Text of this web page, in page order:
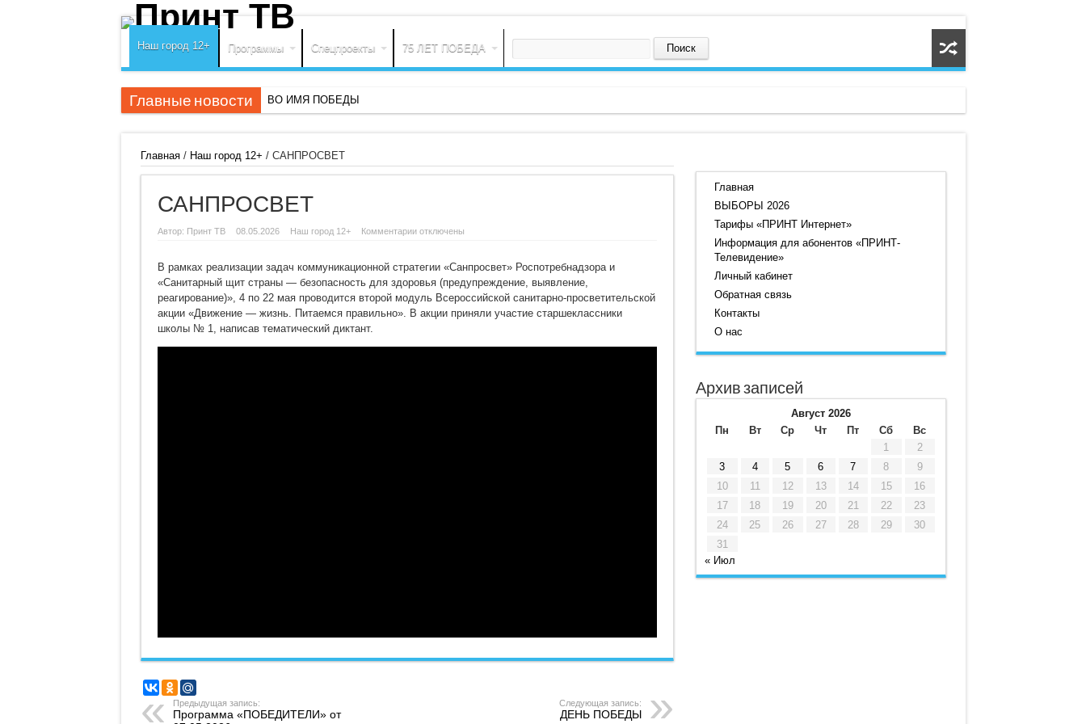
Наш город 12+ Программы Спецпроекты 75 ЛЕТ ПОБЕДА
Главные новости ВО ИМЯ ПОБЕДЫ
ОТ ПРОСЬБЫ К ДЕЛУ
Главная/ Наш город 12+ / САНПРОСВЕТ
САНПРОСВЕТ
Автор: Принт ТВ 08.05.2026 Наш город 12+ Комментариикотключены
В рамках реализации задач коммуникационной стратегии «Санпросвет» Роспотребнадзора и
«Санитарный щит страны — безопасность для здоровья (предупреждение, выявление,
реагирование)», 4 по 22 мая проводится второй модуль Всероссийской санитарно-просветительской
акции «Движение — жизнь. Питаемся правильно». В акции приняли участие старшеклассники
школы № 1, написав тематический диктант.
Предыдущая запись:
Программа «ПОБЕДИТЕЛИ» от
Следующая запись:
ДЕНЬ ПОБЕДЫ
Главная
ВЫБОРЫ 2026
Тарифы «ПРИНТ Интернет»
Информация для абонентов «ПРИНТ-
Телевидение»
Личный кабинет
Обратная связь
Контакты
О нас
Архив записей
Август 2026
Пн
Вт Ср Чт Пт Сб
Вс
1
2
3
4 5 6 7 8
9
10
11 12 13 14 15
16
17
18 19 20 21 22
23
24
25 26 27 28 29
30
31
« Июл